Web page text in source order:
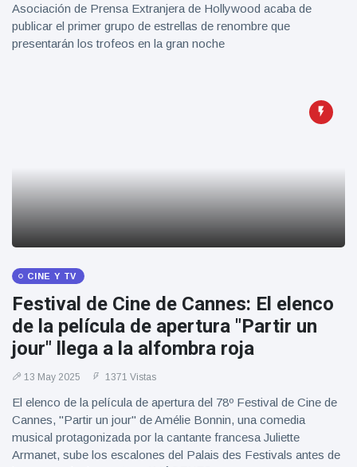
Asociación de Prensa Extranjera de Hollywood acaba de
publicar el primer grupo de estrellas de renombre que
presentarán los trofeos en la gran noche
CINE Y TV
Festival de Cine de Cannes: El elenco
de la película de apertura "Partir un
jour" llega a la alfombra roja
13 May 2025 1371 Vistas
El elenco de la película de apertura del 78º Festival de Cine de
Cannes, "Partir un jour" de Amélie Bonnin, una comedia
musical protagonizada por la cantante francesa Juliette
Armanet, sube los escalones del Palais des Festivals antes de